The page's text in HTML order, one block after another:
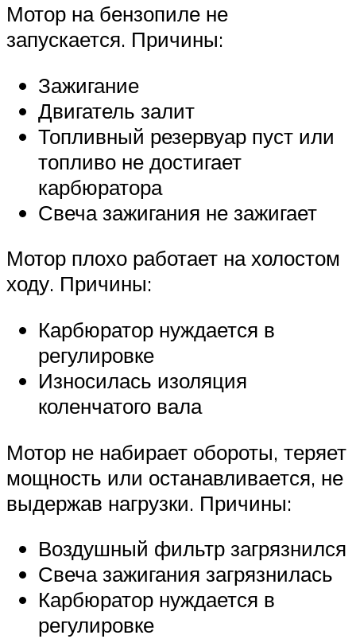
Мотор на бензопиле не
запускается. Причины:
Зажигание
Двигатель залит
Топливный резервуар пуст или
топливо не достигает
карбюратора
Свеча зажигания не зажигает
Мотор плохо работает на холостом
ходу. Причины:
Карбюратор нуждается в
регулировке
Износилась изоляция
коленчатого вала
Мотор не набирает обороты, теряет
мощность или останавливается, не
выдержав нагрузки. Причины:
Воздушный фильтр загрязнился
Свеча зажигания загрязнилась
Карбюратор нуждается в
регулировке